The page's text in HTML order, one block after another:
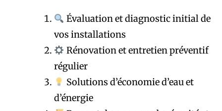
Évaluation et diagnostic initial de
vos installations
Rénovation et entretien préventif
régulier
Solutions d’économie d’eau et
d’énergie